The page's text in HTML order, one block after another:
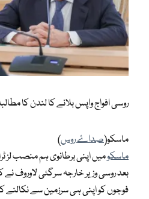
روسی افواج واپس بلانے کا لندن کا
ماسکو(صداۓ روس)
ماسکومیں اپنی برطانوی ہم منصب
بعد روسی وزیر خارجہ سرگئی لاوروف نے
فوجوں کو اپنی ہی سرزمین سے نکالنے